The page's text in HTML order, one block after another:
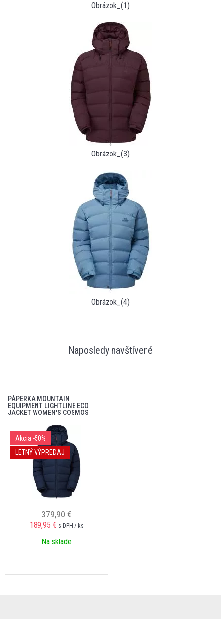
Obrázok_(1)
Obrázok_(3)
Obrázok_(4)
Naposledy navštívené
PÁPERKA MOUNTAIN
EQUIPMENT LIGHTLINE ECO
JACKET WOMEN'S COSMOS
Akcia -50%
LETNÝ VÝPREDAJ
379,90 €
189,95 € s DPH / ks
Na sklade